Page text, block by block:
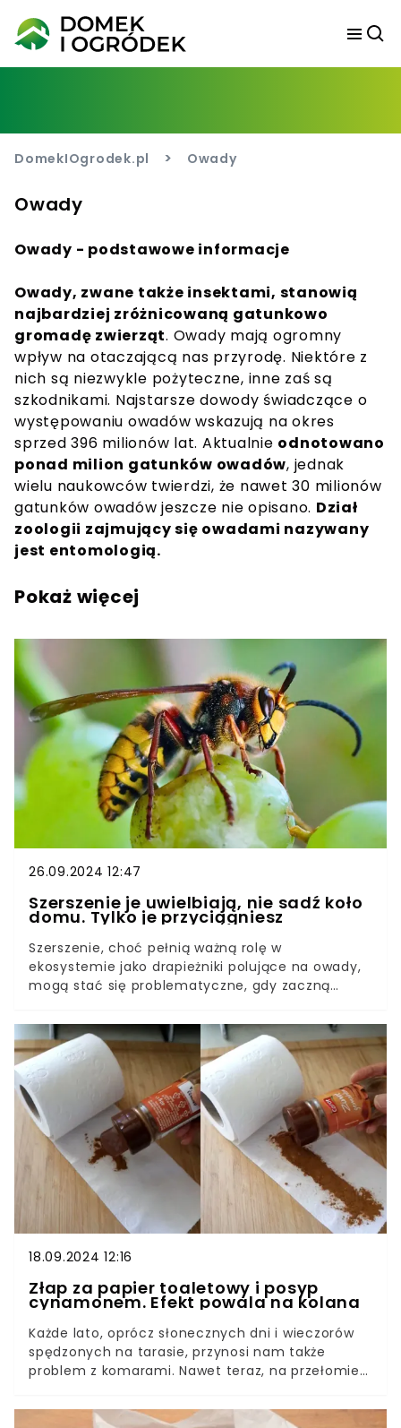
DomekIOgrodek.pl > Owady
Owady
Owady - podstawowe informacje
Owady, zwane także insektami, stanowią
najbardziej zróżnicowaną gatunkowo
gromadę zwierząt. Owady mają ogromny
wpływ na otaczającą nas przyrodę. Niektóre z
nich są niezwykle pożyteczne, inne zaś są
szkodnikami. Najstarsze dowody świadczące o
występowaniu owadów wskazują na okres
sprzed 396 milionów lat. Aktualnie odnotowano
ponad milion gatunków owadów, jednak
wielu naukowców twierdzi, że nawet 30 milionów
gatunków owadów jeszcze nie opisano. Dział
zoologii zajmujący się owadami nazywany
jest entomologią.
Pokaż więcej
26.09.2024 12:47
Szerszenie je uwielbiają, nie sadź koło
domu. Tylko je przyciągniesz
Szerszenie, choć pełnią ważną rolę w
ekosystemie jako drapieżniki polujące na owady,
mogą stać się problematyczne, gdy zaczną
wiedzieć, że niektóre rośliny wyjątkowo
przyciągają te owady, dlatego ich obecność w
ogrodzie może zwiększyć ryzyko pojawienia się
szerszeni. Poniżej zdradzam kilka roślin, które
przyciągają szerszenie.
18.09.2024 12:16
Złap za papier toaletowy i posyp
cynamonem. Efekt powala na kolana
Każde lato, oprócz słonecznych dni i wieczorów
spędzonych na tarasie, przynosi nam także
problem z komarami. Nawet teraz, na przełomie
irytujące owady mogą skutecznie uprzykrzyć